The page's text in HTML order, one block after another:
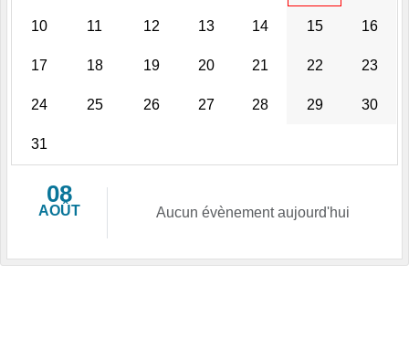
10 11 12 13 14 15 16
17 18 19 20 21 22 23
24 25 26 27 28 29 30
31
08
AOÛT Aucun évènement aujourd'hui